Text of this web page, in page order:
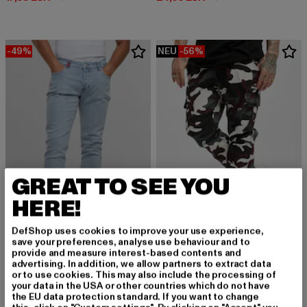
-49%
2Y PREMIUM
ALEJANDRO BASIC SLIM FIT JEANS
22,94 EUR
Derzeitiger Preis: 22,94 EUR
44,99 EURAktionspreis: 44,99 EUR
NEU -56%
URBAN CLASSICS
Camo Cargo Jogging 2.0
24,20 EUR
Derzeitiger Preis: 24,20 EUR
54,99 EURAktionspreis:
GREAT TO SEE YOU
HERE!
DefShop uses cookies to improve your use experience,
save your preferences, analyse use behaviour and to
provide and measure interest-based contents and
advertising. In addition, we allow partners to extract data
or to use cookies. This may also include the processing of
your data in the USA or other countries which do not have
the EU data protection standard. If you want to change